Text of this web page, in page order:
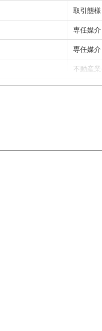
取引態様
専任媒介
専任媒介
不動産
一般媒介